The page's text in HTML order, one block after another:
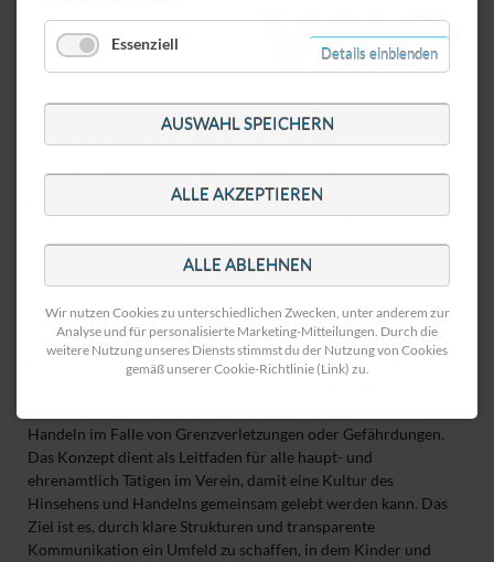
Kinder und Jugendliche stehen nicht nur sportlich im
Zukunft und die Garantie für den Fortbestand unseres Vereins.
Damit ist auch ihre körperliche, seelische und geistige
tragen wir eine besondere Verantwortung, den Kindern einen
sicheren Raum zu bieten, in dem sie sich frei entfalten, lernen
Bereits Ende letzten Jahres hat sich der Vorstand des SV
Königsbrück/Laußnitz daher für die Einführung eines Kinder-
Handeln im Falle von Grenzverletzungen oder Gefährdungen.
Das Konzept dient als Leitfaden für alle haupt- und
ehrenamtlich Tätigen im Verein, damit eine Kultur des
Hinsehens und Handelns gemeinsam gelebt werden kann. Das
Ziel ist es, durch klare Strukturen und transparente
Kommunikation ein Umfeld zu schaffen, in dem Kinder und
Essenziell
Details einblenden
AUSWAHL SPEICHERN
ALLE AKZEPTIEREN
ALLE ABLEHNEN
Wir nutzen Cookies zu unterschiedlichen Zwecken, unter anderem zur
Analyse und für personalisierte Marketing-Mitteilungen. Durch die
weitere Nutzung unseres Diensts stimmst du der Nutzung von Cookies
gemäß unserer Cookie-Richtlinie (Link) zu.